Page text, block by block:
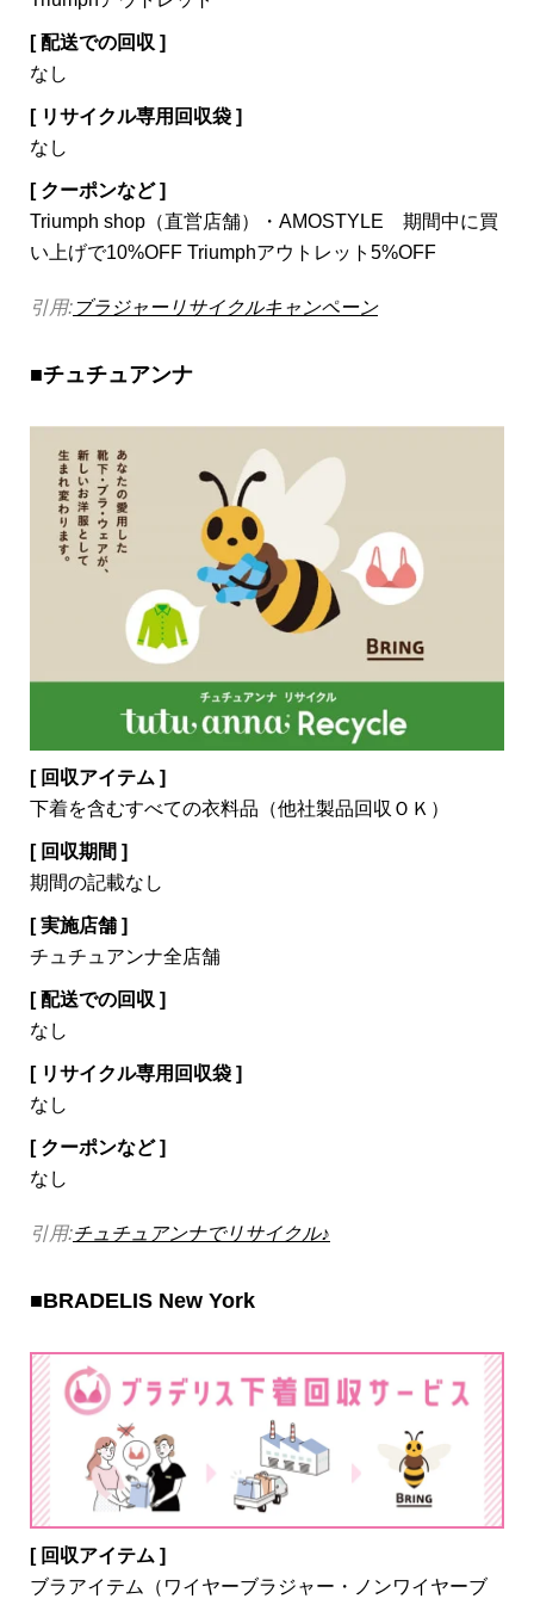
[ 配送での回収 ]
なし
[ リサイクル専用回収袋 ]
なし
[ クーポンなど ]
Triumph shop（直営店舗）・AMOSTYLE 期間中に買
い上げで10%OFF Triumphアウトレット5%OFF
引用:ブラジャーリサイクルキャンペーン
■チュチュアンナ
[ 回収アイテム ]
下着を含むすべての衣料品（他社製品回収ＯＫ）
[ 回収期間 ]
期間の記載なし
[ 実施店舗 ]
チュチュアンナ全店舗
[ 配送での回収 ]
なし
[ リサイクル専用回収袋 ]
なし
[ クーポンなど ]
なし
引用:チュチュアンナでリサイクル♪
■BRADELIS New York
[ 回収アイテム ]
ブラアイテム（ワイヤーブラジャー・ノンワイヤーブ